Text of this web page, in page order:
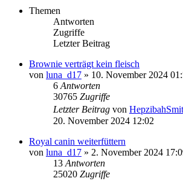
Themen
Antworten
Zugriffe
Letzter Beitrag
Brownie verträgt kein fleisch
von luna_d17 » 10. November 2024
6 Antworten
30765 Zugriffe
Letzter Beitrag von
20. November 2024 12:02
Royal canin weiterfüttern
von luna_d17 » 2. November 2024
13 Antworten
25020 Zugriffe